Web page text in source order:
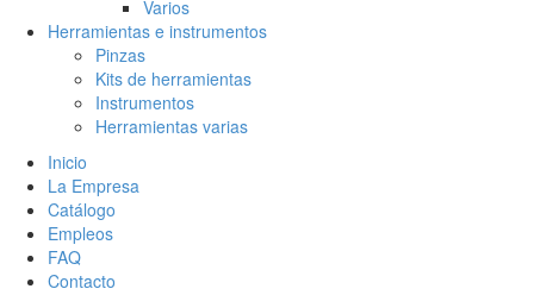
Varios
Herramientas e instrumentos
Pinzas
Kits de herramientas
Instrumentos
Herramientas varias
Inicio
La Empresa
Catálogo
Empleos
FAQ
Contacto